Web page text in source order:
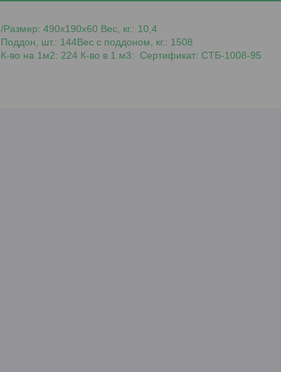
/Размер: 490х190х60 Вес, кг.: 10,4
Поддон, шт.: 144Вес c поддоном, кг.: 1508
К-во на 1м2: 224 К-во в 1 м3: Сертификат: СТБ-1008-95